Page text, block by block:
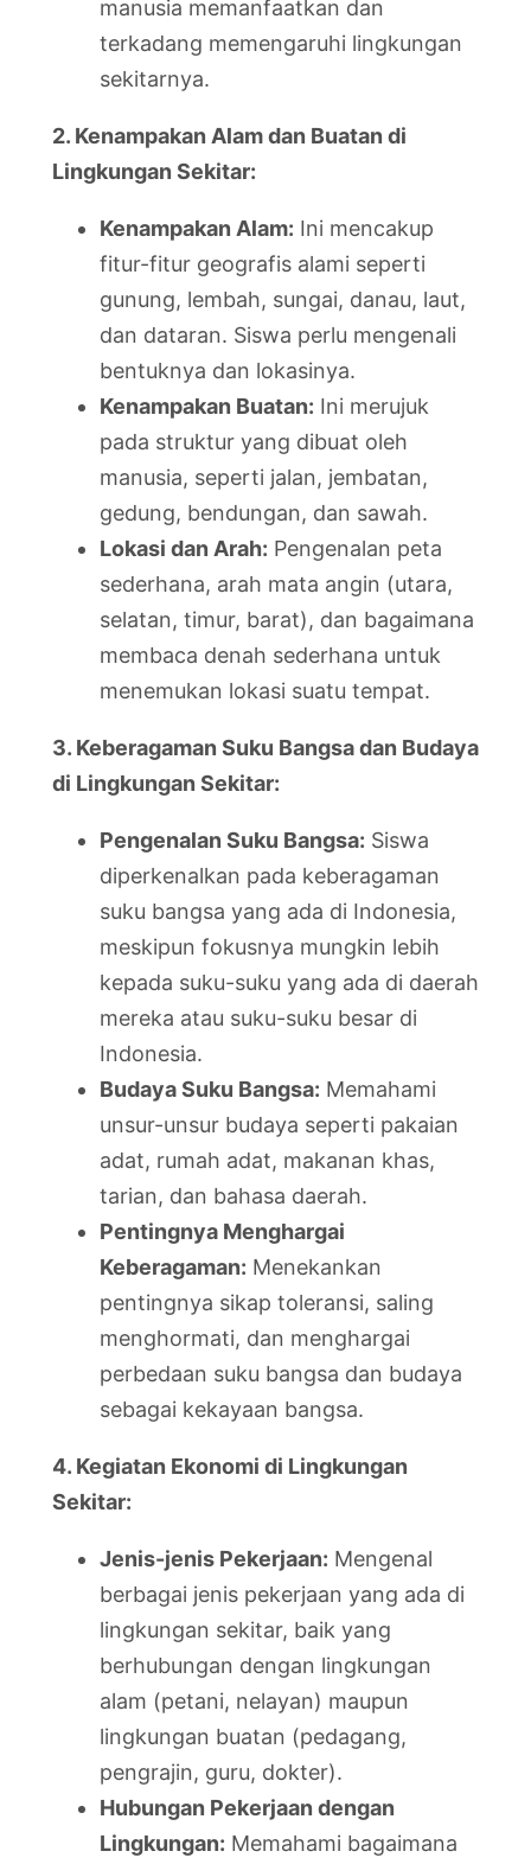
manusia memanfaatkan dan
terkadang memengaruhi lingkungan
sekitarnya.
2. Kenampakan Alam dan Buatan di
Lingkungan Sekitar:
Kenampakan Alam: Ini mencakup
fitur-fitur geografis alami seperti
gunung, lembah, sungai, danau, laut,
dan dataran. Siswa perlu mengenali
bentuknya dan lokasinya.
Kenampakan Buatan: Ini merujuk
pada struktur yang dibuat oleh
manusia, seperti jalan, jembatan,
gedung, bendungan, dan sawah.
Lokasi dan Arah: Pengenalan peta
sederhana, arah mata angin (utara,
selatan, timur, barat), dan bagaimana
membaca denah sederhana untuk
menemukan lokasi suatu tempat.
3. Keberagaman Suku Bangsa dan Budaya
di Lingkungan Sekitar:
Pengenalan Suku Bangsa: Siswa
diperkenalkan pada keberagaman
suku bangsa yang ada di Indonesia,
meskipun fokusnya mungkin lebih
kepada suku-suku yang ada di daerah
mereka atau suku-suku besar di
Indonesia.
Budaya Suku Bangsa: Memahami
unsur-unsur budaya seperti pakaian
adat, rumah adat, makanan khas,
tarian, dan bahasa daerah.
Pentingnya Menghargai
Keberagaman: Menekankan
pentingnya sikap toleransi, saling
menghormati, dan menghargai
perbedaan suku bangsa dan budaya
sebagai kekayaan bangsa.
4. Kegiatan Ekonomi di Lingkungan
Sekitar:
Jenis-jenis Pekerjaan: Mengenal
berbagai jenis pekerjaan yang ada di
lingkungan sekitar, baik yang
berhubungan dengan lingkungan
alam (petani, nelayan) maupun
lingkungan buatan (pedagang,
pengrajin, guru, dokter).
Hubungan Pekerjaan dengan
Lingkungan: Memahami bagaimana